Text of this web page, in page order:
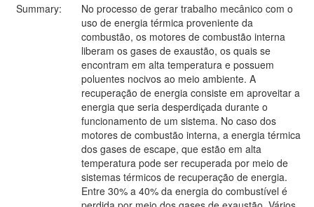
Summary:
No processo de gerar trabalho mecânico com o
uso de energia térmica proveniente da
combustão, os motores de combustão interna
liberam os gases de exaustão, os quais se
encontram em alta temperatura e possuem
poluentes nocivos ao meio ambiente. A
recuperação de energia consiste em aproveitar a
energia que seria desperdiçada durante o
funcionamento de um sistema. No caso dos
motores de combustão interna, a energia térmica
dos gases de escape, que estão em alta
temperatura pode ser recuperada por meio de
sistemas térmicos de recuperação de energia.
Entre 30% a 40% da energia do combustível é